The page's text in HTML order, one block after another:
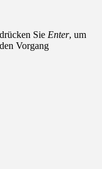
Sie Enter, um
Vorgang